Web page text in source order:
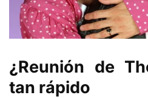
¿Reunión de
tan rápido